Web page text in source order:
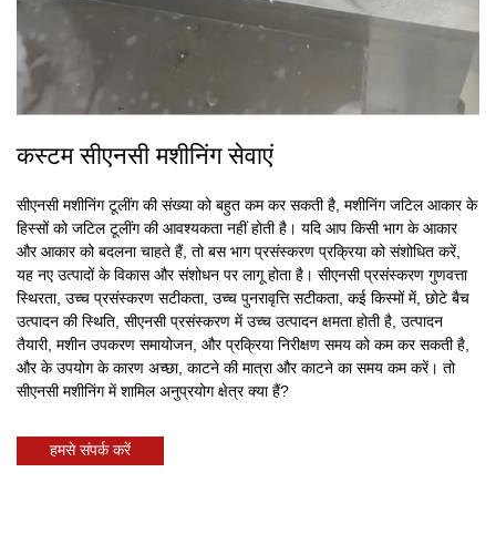
कस्टम सीएनसी मशीनिंग सेवाएं
सीएनसी मशीनिंग टूलींग की संख्या को बहुत कम कर सकती है, मशीनिंग जटिल आकार के
हिस्सों को जटिल टूलींग की आवश्यकता नहीं होती है। यदि आप किसी भाग के आकार
और आकार को बदलना चाहते हैं, तो बस भाग प्रसंस्करण प्रक्रिया को संशोधित करें,
यह नए उत्पादों के विकास और संशोधन पर लागू होता है। सीएनसी प्रसंस्करण गुणवत्ता
स्थिरता, उच्च प्रसंस्करण सटीकता, उच्च पुनरावृत्ति सटीकता, कई किस्मों में, छोटे बैच
उत्पादन की स्थिति, सीएनसी प्रसंस्करण में उच्च उत्पादन क्षमता होती है, उत्पादन
तैयारी, मशीन उपकरण समायोजन, और प्रक्रिया निरीक्षण समय को कम कर सकती है,
और के उपयोग के कारण अच्छा, काटने की मात्रा और काटने का समय कम करें। तो
सीएनसी मशीनिंग में शामिल अनुप्रयोग क्षेत्र क्या हैं?
हमसे संपर्क करें